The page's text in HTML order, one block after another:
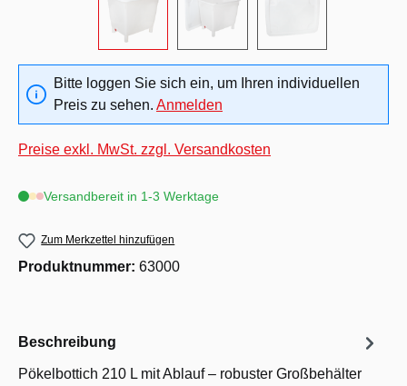
Bitte loggen Sie sich ein, um Ihren individuellen
Preis zu sehen. Anmelden
Preise exkl. MwSt. zzgl. Versandkosten
Versandbereit in 1-3 Werktage
Zum Merkzettel hinzufügen
Produktnummer: 63000
Beschreibung
Pökelbottich 210 L mit Ablauf – robuster Großbehälter